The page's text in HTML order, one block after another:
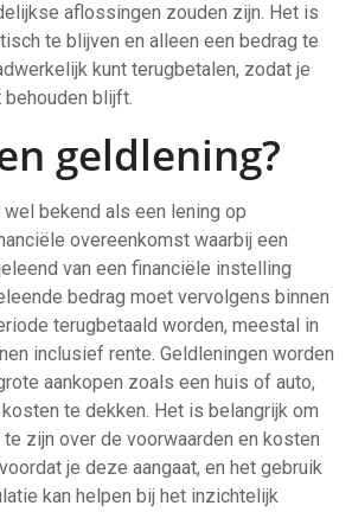
aflossingen zouden zijn. Het is
te blijven en alleen een bedrag te
kunt terugbetalen, zodat je
blijft.
geldlening?
bekend als een lening op
overeenkomst waarbij een
van een financiële instelling
bedrag moet vervolgens binnen
terugbetaald worden, meestal in
inclusief rente. Geldleningen worden
aankopen zoals een huis of auto,
te dekken. Het is belangrijk om
zijn over de voorwaarden en kosten
je deze aangaat, en het gebruik
kan helpen bij het inzichtelijk